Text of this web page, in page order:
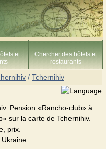
et
Chercher des hôtels et
restaurants
/ Tchernihiv
Pension «Rancho-club» à
sur la carte de Tchernihiv.
prix.